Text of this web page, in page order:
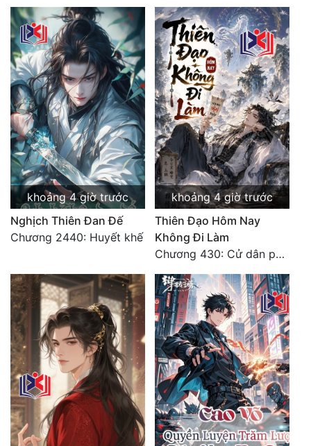
Cơ Trí
Sát Phạt Quyết Đoán
Vô Sỉ
Điềm Đạm
khoảng 4 giờ trước
Nghịch Thiên Đan Đế
Chương 2440: Huyết khế
khoảng 4 giờ trước
Thiên Đạo Hôm Nay
Không Đi Làm
Chương 430: Cử dân phạt thiên (3)